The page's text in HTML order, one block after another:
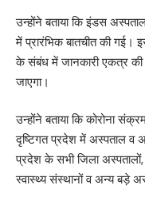
उन्होंने बताया कि इंडस
में प्रारंभिक बातचीत की गई।
के संबंध में जानकारी एकत्र की
जाएगा।
उन्होंने बताया कि कोरोना
दृष्टिगत प्रदेश में अस्पताल व
प्रदेश के सभी जिला अस्पतालों,
स्वास्थ्य संस्थानों व अन्य बड़े